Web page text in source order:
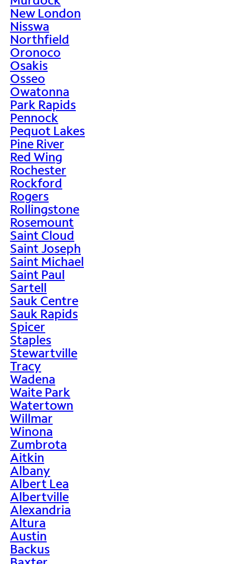
New London
Nisswa
Northfield
Oronoco
Osakis
Osseo
Owatonna
Park Rapids
Pennock
Pequot Lakes
Pine River
Red Wing
Rochester
Rockford
Rogers
Rollingstone
Rosemount
Saint Cloud
Saint Joseph
Saint Michael
Saint Paul
Sartell
Sauk Centre
Sauk Rapids
Spicer
Staples
Stewartville
Tracy
Wadena
Waite Park
Watertown
Willmar
Winona
Zumbrota
Aitkin
Albany
Albert Lea
Albertville
Alexandria
Altura
Austin
Backus